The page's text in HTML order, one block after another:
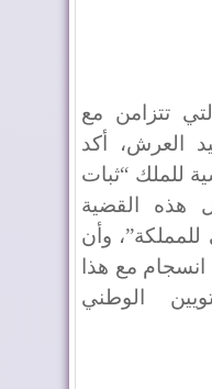
تتزامن مع
الذكرى الـ25 لعيد العرش، أكد
للملك “ثبات
هذه القضية
للمملكة”، وأن
انسجام مع هذا
الوطني